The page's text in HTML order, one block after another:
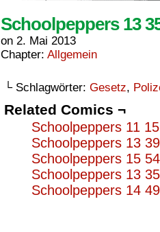
Schoolpeppers 13
on 2. Mai 2013
Chapter: Allgemein
└ Schlagwörter: Gesetz,
Related Comics ¬
Schoolpeppers 11
Schoolpeppers 13
Schoolpeppers 15
Schoolpeppers 13
Schoolpeppers 14